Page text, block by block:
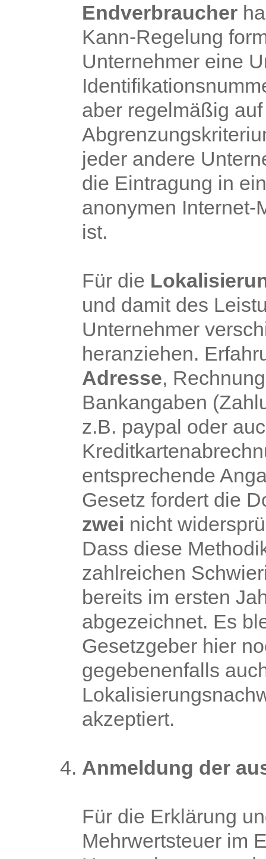
Endverbraucher
Kann-Regelung
Unternehmer eine
aber regelmäßig
jeder andere
die Eintragung in
anonymen Internet-
ist.
Für die
und damit des
Unternehmer
heranziehen.
Adresse,
Bankangaben
z.B. paypal oder
entsprechende
Gesetz fordert die
zwei nicht
Dass diese
zahlreichen
bereits im ersten
abgezeichnet. Es
Gesetzgeber hier
gegebenenfalls
akzeptiert.
Anmeldung der
Für die Erklärung
Mehrwertsteuer im